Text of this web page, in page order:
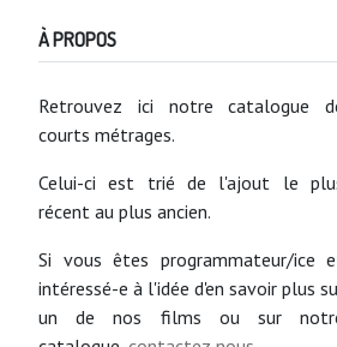
À PROPOS
Retrouvez ici notre catalogue
courts métrages.
Celui-ci est trié de l'ajout le
récent au plus ancien.
Si vous êtes programmateur/ice
intéressé-e à l'idée d'en savoir plus
un de nos films ou sur